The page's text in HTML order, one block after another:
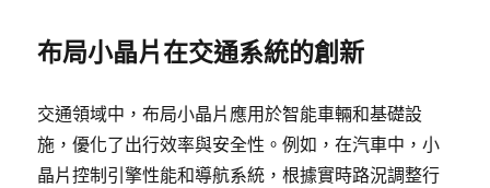
布局小晶片在交通系統的創新
交通領域中，布局小晶片應用於智能車輛和基礎設
施，優化了出行效率與安全性。例如，在汽車中，小
晶片控制引擎性能和導航系統，根據實時路況調整行